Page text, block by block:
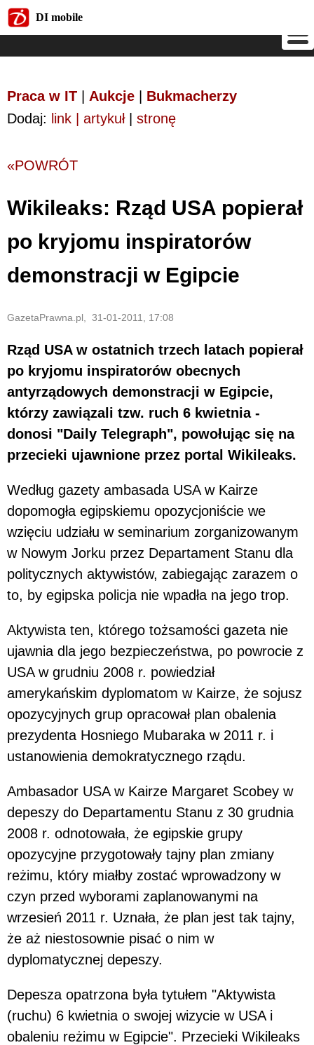
DI mobile
Praca w IT Aukcje
Bukmacherzy
Dodaj: link | artykuł| stronę
«POWRÓT
Wikileaks: Rząd USA popierał
po kryjomu inspiratorów
demonstracji w Egipcie
GazetaPrawna.pl, 31-01-2011, 17:08
Rząd USA w ostatnich trzech latach popierał
po kryjomu inspiratorów obecnych
antyrządowych demonstracji w Egipcie,
którzy zawiązali tzw. ruch 6 kwietnia -
donosi "Daily Telegraph", powołując się na
przecieki ujawnione przez portal Wikileaks.
Według gazety ambasada USA w Kairze
dopomogła egipskiemu opozycjoniście we
wzięciu udziału w seminarium zorganizowanym
w Nowym Jorku przez Departament Stanu dla
politycznych aktywistów, zabiegając zarazem o
to, by egipska policja nie wpadła na jego trop.
Aktywista ten, którego tożsamości gazeta nie
ujawnia dla jego bezpieczeństwa, po powrocie z
USA w grudniu 2008 r. powiedział
amerykańskim dyplomatom w Kairze, że sojusz
opozycyjnych grup opracował plan obalenia
prezydenta Hosniego Mubaraka w 2011 r. i
ustanowienia demokratycznego rządu.
Ambasador USA w Kairze Margaret Scobey w
depeszy do Departamentu Stanu z 30 grudnia
2008 r. odnotowała, że egipskie grupy
opozycyjne przygotowały tajny plan zmiany
reżimu, który miałby zostać wprowadzony w
czyn przed wyborami zaplanowanymi na
wrzesień 2011 r. Uznała, że plan jest tak tajny,
że aż niestosownie pisać o nim w
dyplomatycznej depeszy.
Depesza opatrzona była tytułem "Aktywista
(ruchu) 6 kwietnia o swojej wizycie w USA i
obaleniu reżimu w Egipcie". Przecieki Wikileaks
DI mobile